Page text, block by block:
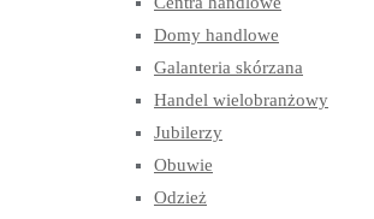
Domy handlowe
Galanteria skórzana
Handel wielobranżowy
Jubilerzy
Obuwie
Odzież